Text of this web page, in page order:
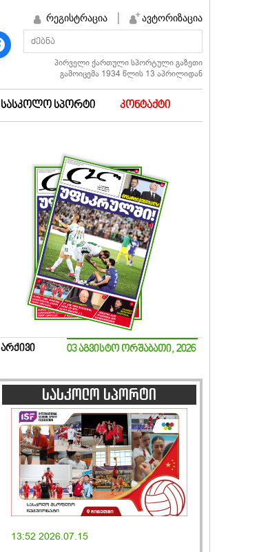
რეგისტრაცია ავტორიზაცია
პირველი ქართული სპორტული გაზეთი
გამოიცემა 1934 წლის 13 აპრილიდან
სასკოლო სპორტი კონტაქტი
არქივი 03 აგვისტო ორშაბათი, 2026
სასკოლო სპორტი
13:52 2026.07.15